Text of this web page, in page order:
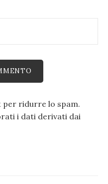
per ridurre lo spam.
i dati derivati dai